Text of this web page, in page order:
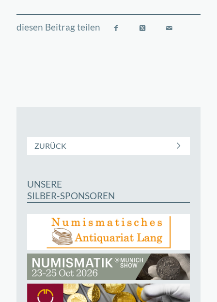
ZURÜCK
UNSERE
SILBER-SPONSOREN